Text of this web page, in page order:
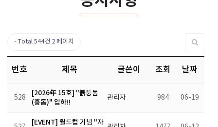
Total 544건 2 페이지
번호 제목 글쓴이 조회 날짜
528
[2026年 15호] "붉퉁돔
(홍돔)" 입하!!
관리자 984 06-19
[EVENT] 월드컵 기념 "자